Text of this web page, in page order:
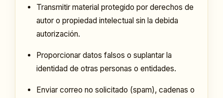
Transmitir material protegido por derechos de
autor o propiedad intelectual sin la debida
autorización.
Proporcionar datos falsos o suplantar la
identidad de otras personas o entidades.
Enviar correo no solicitado (spam), cadenas o